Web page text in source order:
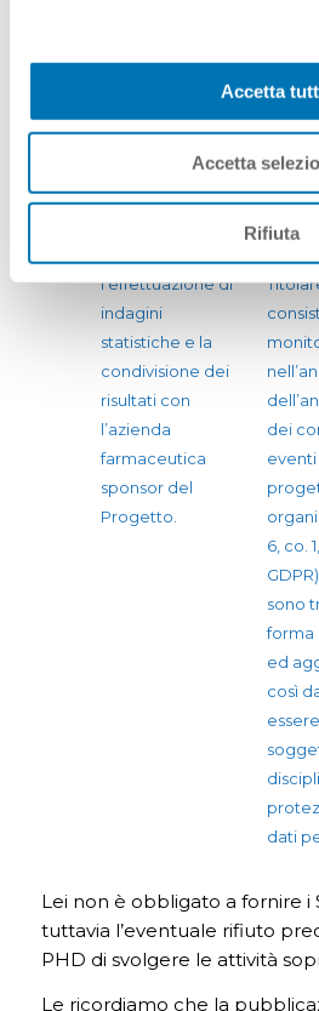
Accetta
Accetta
Rifiuta
dell’interessato.
Elaborare i dati in
forma anonima
l’effettuazione di
indagini
statistiche e la
condivisione dei
risultati con
l’azienda
farmaceutica
sponsor del
Progetto.
Il
dei
6, co.
sono
forma
ed
così
dati
Lei non è obbligato a fornire i
tuttavia l’eventuale rifiuto
PHD di svolgere le attività
Le ricordiamo che la